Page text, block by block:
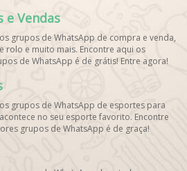
e Vendas
grupos de WhatsApp de compra e venda,
rolo e muito mais. Encontre aqui os
de WhatsApp é de grátis! Entre agora!
grupos de WhatsApp de esportes para
no seu esporte favorito. Encontre
grupos de WhatsApp é de graça!